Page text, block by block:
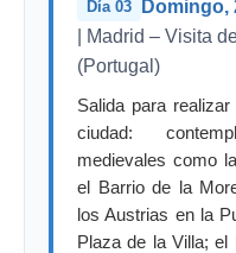
Día 03 Domingo,
| Madrid – Visita
(Portugal)
Salida para
ciudad:
medievales como
el Barrio de la
los Austrias en la
Plaza de la Villa;